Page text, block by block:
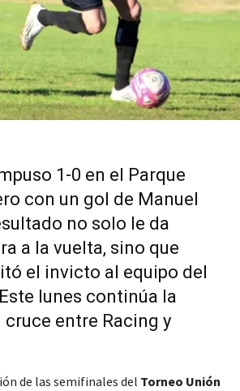
1-0 en el Parque
con un gol de Manuel
no solo le da
a la vuelta, sino que
el invicto al equipo del
lunes continúa la
entre Racing y
de las semifinales del Torneo Unión